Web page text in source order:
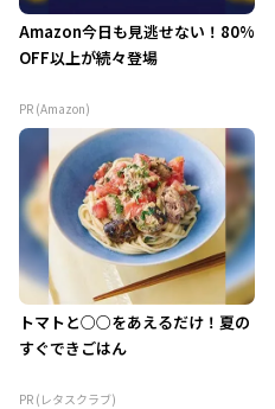
Amazon今日も見逃せない！80%
OFF以上が続々登場
PR (Amazon)
トマトと○○をあえるだけ！夏の
すぐできごはん
PR (レタスクラブ)